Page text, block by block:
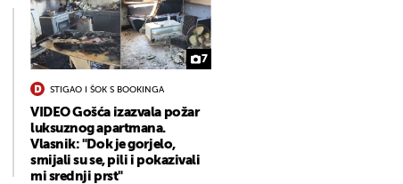
7
STIGAO I ŠOK S BOOKINGA
VIDEO Gošća izazvala požar
luksuznog apartmana.
Vlasnik: "Dok je gorjelo,
smijali su se, pili i pokazivali
mi srednji prst"